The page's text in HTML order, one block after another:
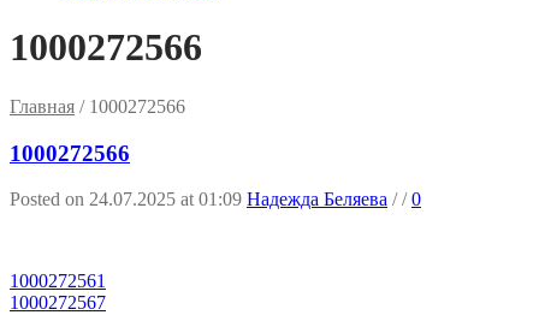
1000272566
Главная / 1000272566
1000272566
Posted on 24.07.2025 at 01:09 Надежда Беляева //0
1000272561
1000272567